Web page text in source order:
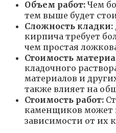
Объем работ: Чем
тем выше будет
Сложность кладки:
кирпича требует
чем простая
Стоимость
кладочного
материалов и
также влияет на
Стоимость работ:
каменщиков может
зависимости от их